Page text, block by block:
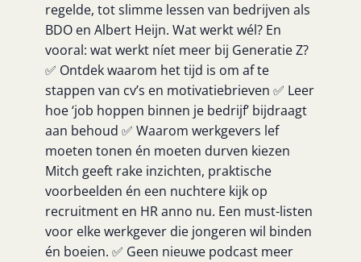
regelde, tot slimme lessen van bedrijven als
BDO en Albert Heijn. Wat werkt wél? En
vooral: wat werkt níet meer bij Generatie Z?
✅ Ontdek waarom het tijd is om af te
stappen van cv’s en motivatiebrieven ✅ Leer
hoe ‘job hoppen binnen je bedrijf’ bijdraagt
aan behoud ✅ Waarom werkgevers lef
moeten tonen én moeten durven kiezen
Mitch geeft rake inzichten, praktische
voorbeelden én een nuchtere kijk op
recruitment en HR anno nu. Een must-listen
voor elke werkgever die jongeren wil binden
én boeien. ✅ Geen nieuwe podcast meer